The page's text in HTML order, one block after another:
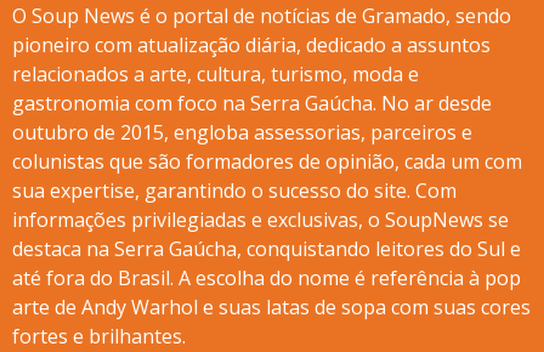
O Soup News é o portal de notícias de Gramado, sendo
pioneiro com atualização diária, dedicado a assuntos
relacionados a arte, cultura, turismo, moda e
gastronomia com foco na Serra Gaúcha. No ar desde
outubro de 2015, engloba assessorias, parceiros e
colunistas que são formadores de opinião, cada um com
sua expertise, garantindo o sucesso do site. Com
informações privilegiadas e exclusivas, o SoupNews se
destaca na Serra Gaúcha, conquistando leitores do Sul e
até fora do Brasil. A escolha do nome é referência à pop
arte de Andy Warhol e suas latas de sopa com suas cores
fortes e brilhantes.